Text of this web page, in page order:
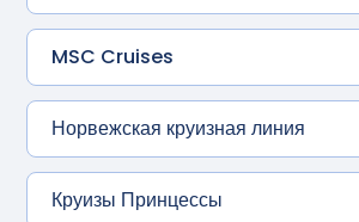
MSC Cruises
Норвежская круизная линия
Круизы Принцессы